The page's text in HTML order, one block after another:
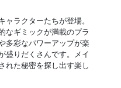
ャラクターたちが登場。
なギミックが満載のプラ
多彩なパワーアップが楽
盛りだくさんです。メイ
れた秘密を探し出す楽し